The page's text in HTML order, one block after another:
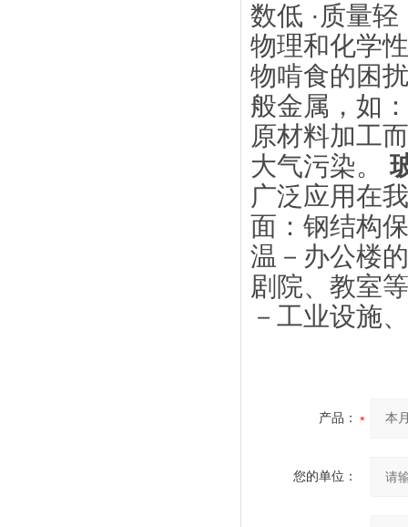
数低 ·质量
物理和化学
物啃食的困
般金属，如
原材料加工
大气污染。
广泛应用在
面：钢结构
温－办公楼
剧院、教室
－工业设施
产品：
您的单位：